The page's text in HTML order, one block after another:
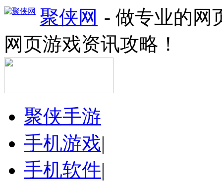
聚侠网 - 做专业的网
网页游戏资讯攻略！
聚侠手游
手机游戏|
手机软件|